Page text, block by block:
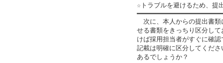
☆トラブルを避けるため、提
次に、本人からの提出書類
せる書類をきっちり区分し
けば採用担当者がすぐに確
記載は明確に区分してくだ
あるでしょうか？